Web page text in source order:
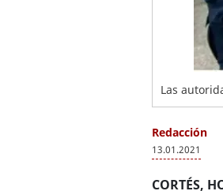
Las
Redacción
13.01.2021
CORTÉS,